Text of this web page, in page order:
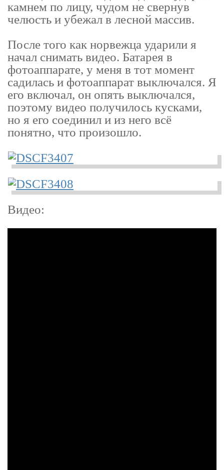
камнем по лицу, чудом не свернув
челюсть и убежал в лесной массив.
После того как норвежца ударили я
начал снимать видео. Батарея в
фотоаппарате, у меня в тот момент
садилась и фотоаппарат выключался. Я
его включал, он опять выключался,
поэтому видео получилось кусками,
но я его соединил и из него всё
понятно, что произошло.
Видео: